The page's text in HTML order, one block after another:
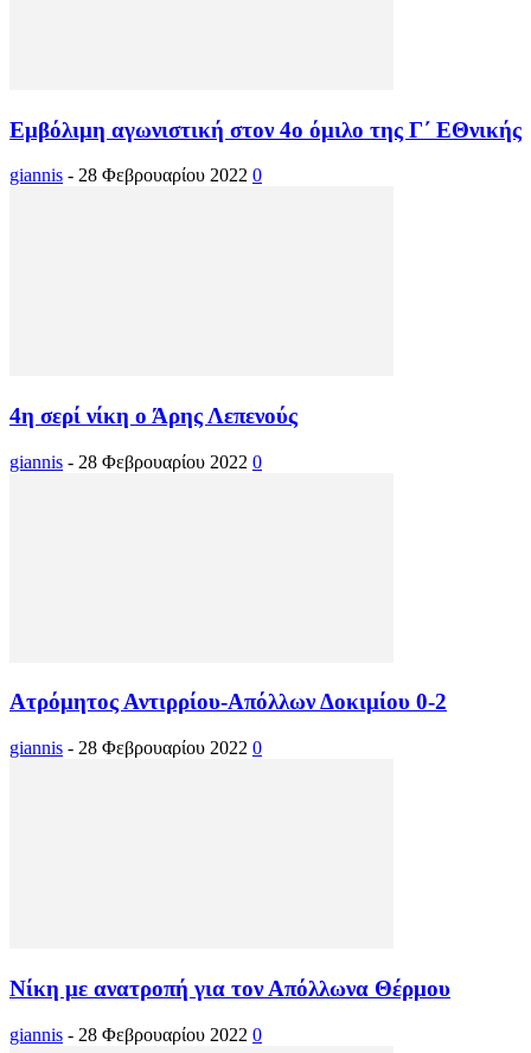
Εμβόλιμη αγωνιστική στον 4ο όμιλο της Γ΄ ΕΘνικής
giannis - 28 Φεβρουαρίου 2022 0
4η σερί νίκη ο Άρης Λεπενούς
giannis - 28 Φεβρουαρίου 2022 0
Ατρόμητος Αντιρρίου-Απόλλων Δοκιμίου 0-2
giannis - 28 Φεβρουαρίου 2022 0
Νίκη με ανατροπή για τον Απόλλωνα Θέρμου
giannis - 28 Φεβρουαρίου 2022 0